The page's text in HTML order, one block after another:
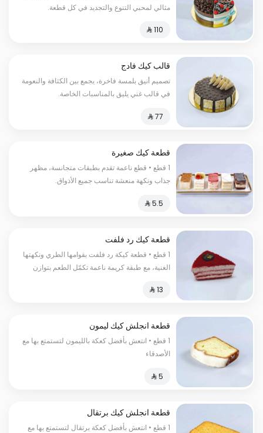
مثالي لمحبي التنوع والتجديد في كل قطعة.
قالب كيك فادج
تصميم أنيق بلمسة فاخرة، يجمع بين الكثافة والنعومة
في قالب غني يليق بالمناسبات الخاصة.
قطعة كيك صغيرة
1 قطع • قطع ناعمة تقدم بطبقات متجانسة، مظهر
جذاب ونكهة منعشة تناسب جميع الأذواق.
قطعة كيك رد فلفت
1 قطع • قطعة كيكة رد فلفت بقوامها الطري ونكهتها
الغنية، مع طبقة كريمة ناعمة تكمّل الطعم بتوازن
قطعة انجلش كيك ليمون
1 قطع • انتعش بأفضل كعكة بالليمون لتستمتع بها مع
الأصدقاء
قطعة انجلش كيك برتقال
1 قطع • انتعش بأفضل كعكة برتقال لتستمتع بها مع